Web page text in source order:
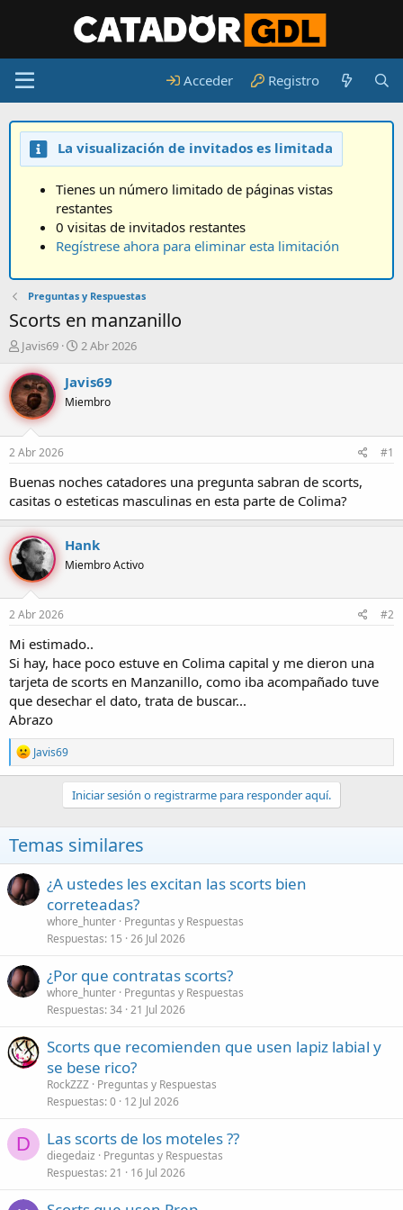
Acceder Registro
La visualización de invitados es limitada
Tienes un número limitado de páginas vistas
restantes
0 visitas de invitados restantes
Regístrese ahora para eliminar esta limitación
Preguntas y Respuestas
Scorts en manzanillo
A
t
o
r
d
e
l
e
m
a
Javis69
F
c
a
e
n
i
c
i
o
2 Abr 2026
Javis69
Miembro
2 Abr 2026 #1
Buenas noches catadores una pregunta sabran de scorts,
casitas o esteticas masculinas en esta parte de Colima?
Hank
Miembro Activo
2 Abr 2026 #2
Mi estimado..
Si hay, hace poco estuve en Colima capital y me dieron una
tarjeta de scorts en Manzanillo, como iba acompañado tuve
que desechar el dato, trata de buscar...
Abrazo
R
e
a
n
e
s
Javis69
Iniciar sesión o registrarme para responder aquí.
Temas similares
¿A ustedes les excitan las scorts bien
correteadas?
whore_hunter Preguntas y Respuestas
Respuestas 15 26 Jul 2026
¿Por que contratas scorts?
whore_hunter Preguntas y Respuestas
Respuestas 34 21 Jul 2026
Scorts que recomienden que usen lapiz labial y
se bese rico?
RockZZZ Preguntas y Respuestas
Respuestas 0 12 Jul 2026
D Las scorts de los moteles ??
diegedaiz
Preguntas y Respuestas
Respuestas 21 16 Jul 2026